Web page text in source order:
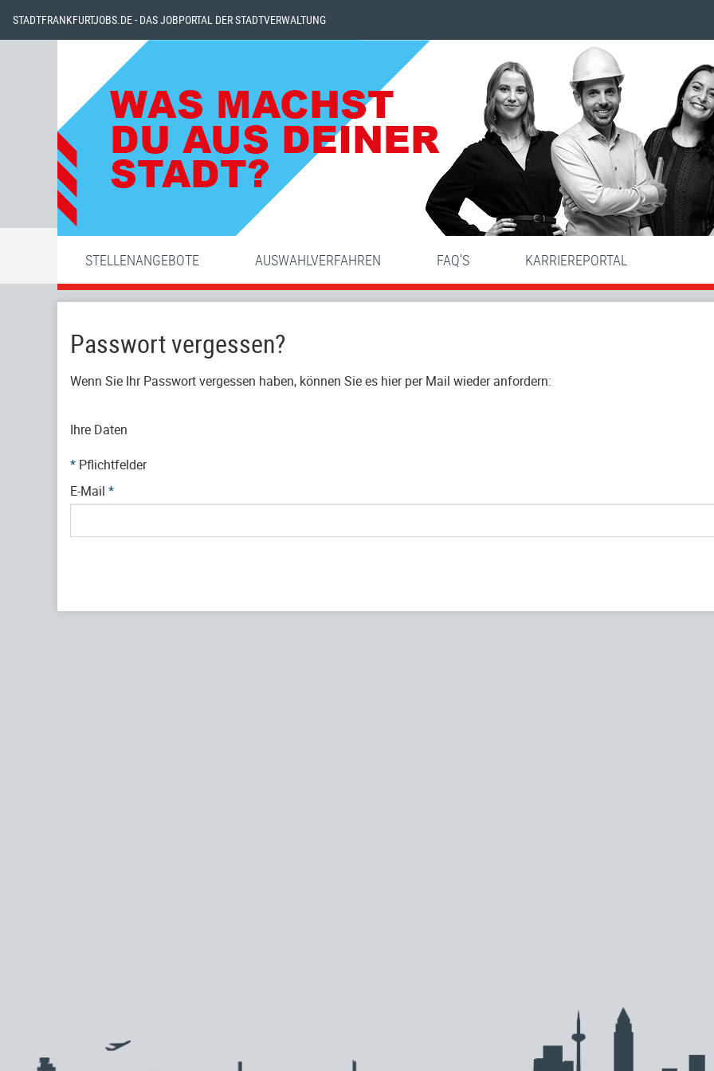
STADTFRANKFURTJOBS.DE - DAS JOBPORTAL DER STADTVERWALTUNG
STELLENANGEBOTE AUSWAHLVERFAHREN FAQ'S KARRIEREPORTAL
Passwort vergessen?
Wenn Sie Ihr Passwort vergessen haben, können Sie es hier per Mail wieder anfordern:
Ihre Daten
* Pflichtfelder
E-Mail *